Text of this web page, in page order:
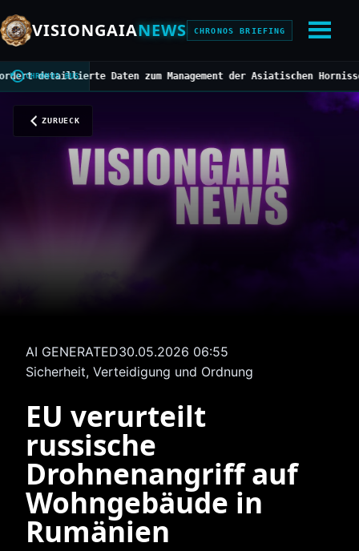
VISIONGAIANEWS CHRONOS BRIEFING
CHRONOS BUSDaten zum Management der Asiatischen Hornisse///
ZURUECK
AI GENERATED30.05.2026 06:55
Sicherheit, Verteidigung und Ordnung
EU verurteilt
russische
Drohnenangriff auf
Wohngebäude in
Rumänien